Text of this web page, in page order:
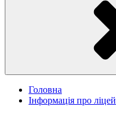
Головна
Інформація про ліцей